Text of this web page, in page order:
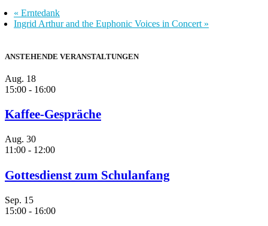
« Erntedank
Ingrid Arthur and the Euphonic Voices in Concert »
ANSTEHENDE VERANSTALTUNGEN
Aug. 18
15:00 - 16:00
Kaffee-Gespräche
Aug. 30
11:00 - 12:00
Gottesdienst zum Schulanfang
Sep. 15
15:00 - 16:00